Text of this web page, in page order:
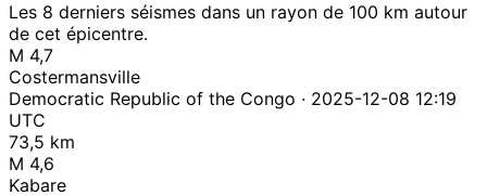
Les 8 derniers séismes dans un rayon de 100 km autour
de cet épicentre.
M 4,7
Costermansville
Democratic Republic of the Congo · 2025-12-08 12:19
UTC
73,5 km
M 4,6
Kabare